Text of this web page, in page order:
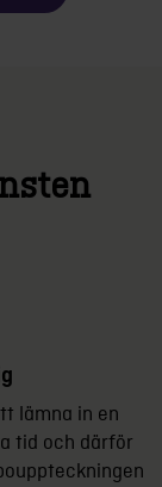
lämna in en
tid och därför